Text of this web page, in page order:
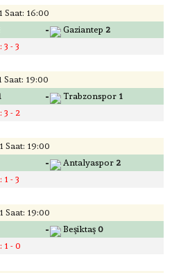
Saat: 16:00
- Gaziantep 2
- 3
19:00
- Trabzonspor 1
3 - 2
Saat: 19:00
- Antalyaspor 2
- 3
Saat: 19:00
- Beşiktaş 0
1 - 0